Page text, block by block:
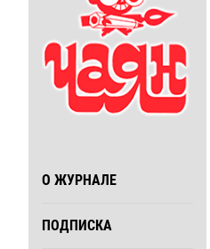
О ЖУРНАЛЕ
ПОДПИСКА